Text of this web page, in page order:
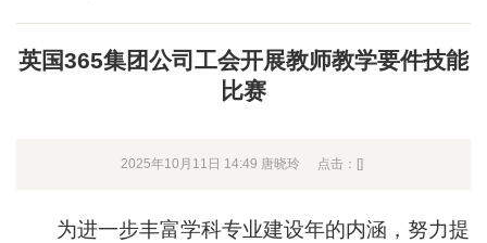
英国365集团公司工会开展教师教学要件技能
比赛
2025年10月11日 14:49 唐晓玲 点击：[]
为进一步丰富学科专业建设年的内涵，努力提